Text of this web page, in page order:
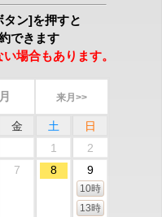
ン]を押すと
できます
場合もあります。
来月>>
金 土
日
1
2
7 8 9
10時
13時